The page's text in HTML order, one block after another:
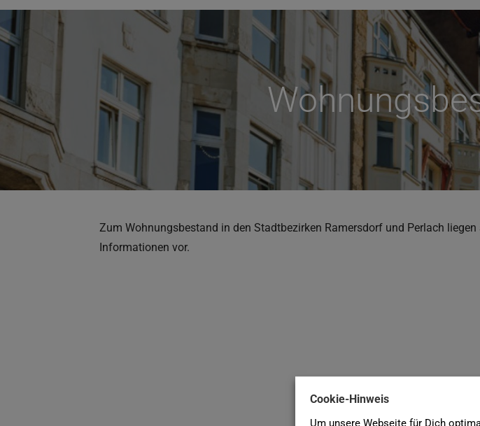
Zum Wohnungsbestand in den Stadtbezirken Ramersdorf und Perlach
Informationen vor.
Cookie-Hinweis
Um unsere Webseite für Dich